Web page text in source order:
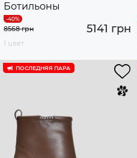
Ботильоны
5141 грн
8568 грн
1 цвет
ПОСЛЕДНЯЯ ПАРА